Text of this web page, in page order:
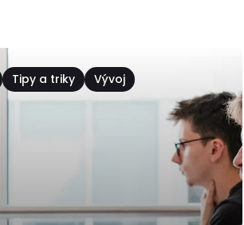
Tipy a triky Vývoj